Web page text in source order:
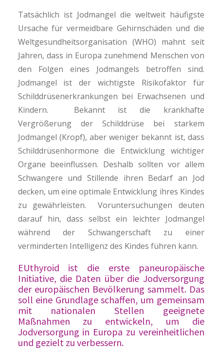
Tatsächlich ist Jodmangel die weltweit häufigste
Ursache für vermeidbare Gehirnschäden und die
Weltgesundheitsorganisation (WHO) mahnt seit
Jahren, dass in Europa zunehmend Menschen von
den Folgen eines Jodmangels betroffen sind.
Jodmangel ist der wichtigste Risikofaktor für
Schilddrüsenerkrankungen bei Erwachsenen und
Kindern. Bekannt ist die krankhafte
Vergrößerung der Schilddrüse bei starkem
Jodmangel (Kropf), aber weniger bekannt ist, dass
Schilddrüsenhormone die Entwicklung wichtiger
Organe beeinflussen. Deshalb sollten vor allem
Schwangere und Stillende ihren Bedarf an Jod
decken, um eine optimale Entwicklung ihres Kindes
zu gewährleisten. Voruntersuchungen deuten
darauf hin, dass selbst ein leichter Jodmangel
während der Schwangerschaft zu einer
verminderten Intelligenz des Kindes führen kann.
EUthyroid ist die erste paneuropäische
Initiative, die Daten über die Jodversorgung
der europäischen Bevölkerung sammelt. Das
soll eine Grundlage schaffen, um gemeinsam
mit nationalen Stellen geeignete
Maßnahmen zu entwickeln, um die
Jodversorgung in Europa zu vereinheitlichen
und gezielt zu verbessern.